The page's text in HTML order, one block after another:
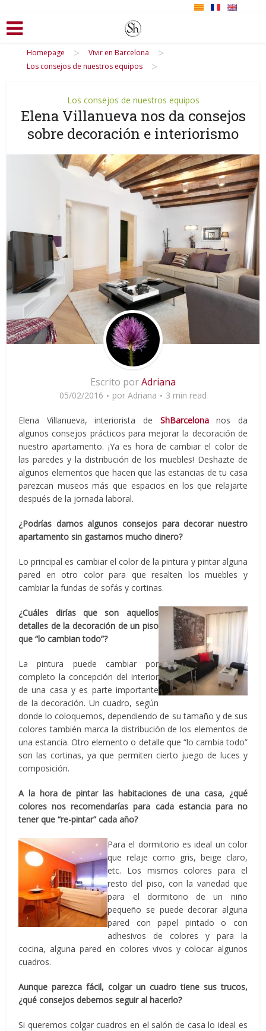
Homepage > Vivir en Barcelona >
Los consejos de nuestros equipos >
Los consejos de nuestros equipos
Elena Villanueva nos da consejos
sobre decoración e interiorismo
Escrito porAdriana
05/02/2016 por Adriana 3 min read
Elena Villanueva, interiorista de ShBarcelonanos da
algunos consejos prácticos para mejorar la decoración de
nuestro apartamento. ¡Ya es hora de cambiar el color de
las paredes y la distribución de los muebles! Deshazte de
algunos elementos que hacen que las estancias de tu casa
parezcan museos más que espacios en los que relajarte
después de la jornada laboral.
¿Podrías darnos algunos consejos para decorar nuestro
apartamento sin gastarnos mucho dinero?
Lo principal es cambiar el color de la pintura y pintar alguna
pared en otro color para que resalten los muebles y
cambiar la fundas de sofás y cortinas.
¿Cuáles dirías que son aquellos
detalles de la decoración de un piso
que “lo cambian todo”?
La pintura puede cambiar por
completo la concepción del interior
de una casa y es parte importante
de la decoración. Un cuadro, según
donde lo coloquemos, dependiendo de su tamaño y de sus
colores también marca la distribución de los elementos de
una estancia. Otro elemento o detalle que “lo cambia todo”
son las cortinas, ya que permiten cierto juego de luces y
composición.
A la hora de pintar las habitaciones de una casa, ¿qué
colores nos recomendarías para cada estancia para no
tener que “re-pintar” cada año?
Para el dormitorio es ideal un color
que relaje como gris, beige claro,
etc. Los mismos colores para el
resto del piso, con la variedad que
para el dormitorio de un niño
pequeño se puede decorar alguna
pared con papel pintado o con
adhesivos de colores y para la
cocina, alguna pared en colores vivos y colocar algunos
cuadros.
Aunque parezca fácil, colgar un cuadro tiene sus trucos,
¿qué consejos debemos seguir al hacerlo?
Si queremos colgar cuadros en el salón de casa lo ideal es